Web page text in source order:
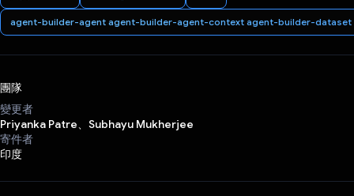
agent-builder-agent agent-builder-agent-context agent-builder-
團隊
變更者
Priyanka Patre、Subhayu Mukherjee
寄件者
印度